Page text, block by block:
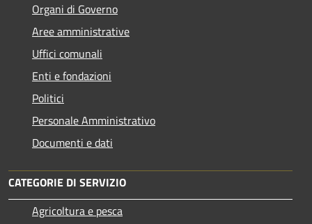
Organi di Governo
Aree amministrative
Uffici comunali
Enti e fondazioni
Politici
Personale Amministrativo
Documenti e dati
CATEGORIE DI SERVIZIO
Agricoltura e pesca